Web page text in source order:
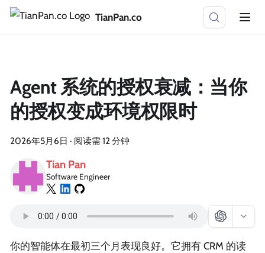
TianPan.co
Agent 系统的授权衰减：当你
的授权变成环境权限时
2026年5月6日 · 阅读需 12 分钟
Tian Pan
Software Engineer
你的智能体在最初三个月表现良好。它拥有 CRM 的读